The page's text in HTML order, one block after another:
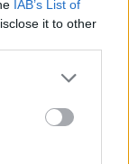
IAB’s List of
it to other
more Google
may click to
party tags to
below Google